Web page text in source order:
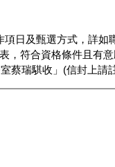
日及甄選方式，詳如
符合資格條件且有
蔡瑞騏收」(信封上請